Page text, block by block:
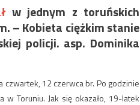
w jednym z toruńskich
– Kobieta ciężkim stanie
policji. asp. Dominika
czwartek, 12 czerwca br. Po godzinie
Toruniu. Jak się okazało, 19-latek